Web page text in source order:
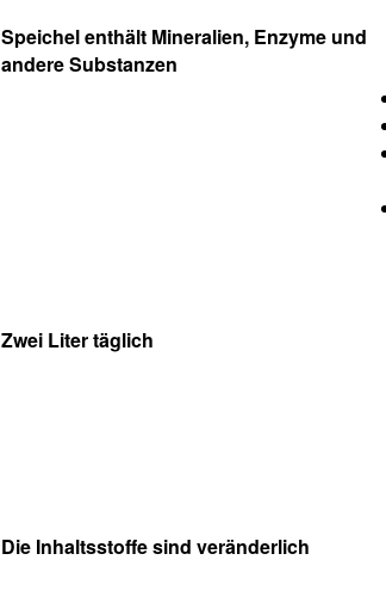
Speichel enthält Mineralien, Enzyme und
andere Substanzen
Zwei Liter täglich
Die Inhaltsstoffe sind veränderlich